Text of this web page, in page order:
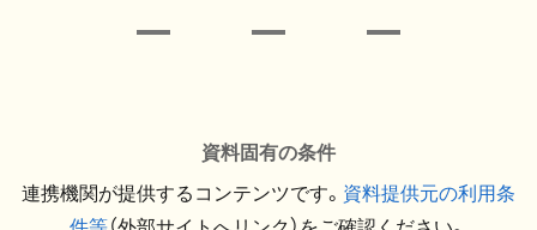
資料固有の条件
連携機関が提供するコンテンツです。 資料提供元の利用条